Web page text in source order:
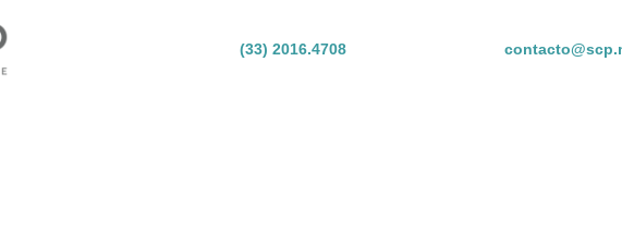
(33) 2016.4708